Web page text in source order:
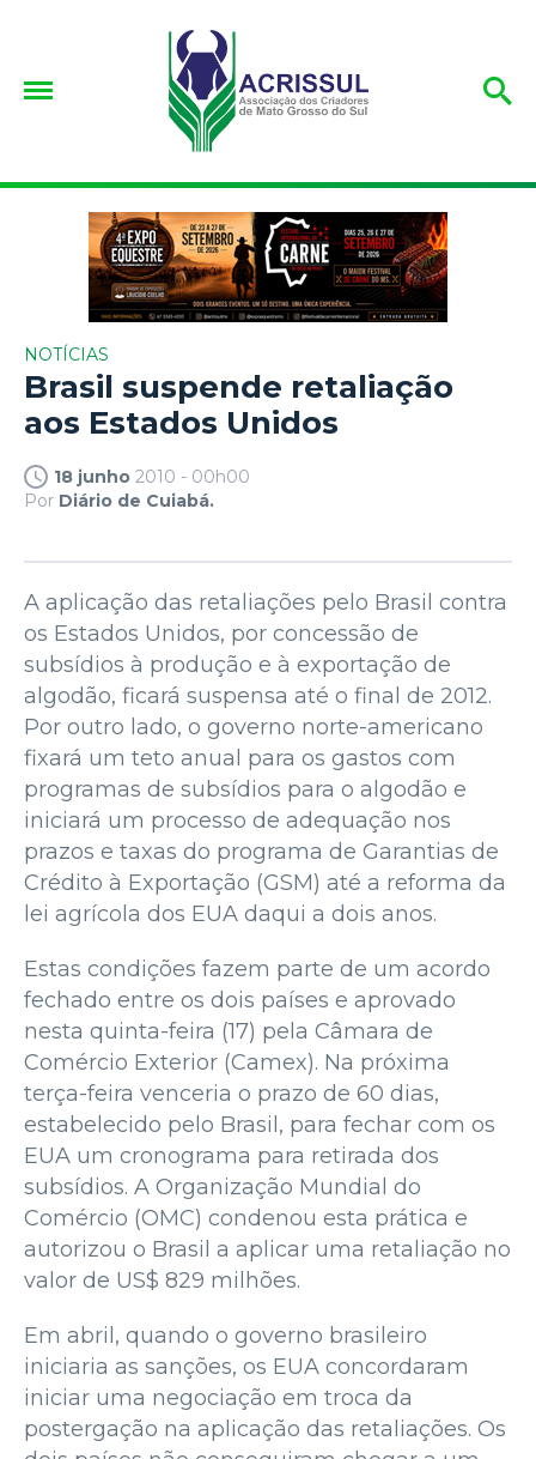
NOTÍCIAS
Brasil suspende retaliação
aos Estados Unidos
18 junho 2010 - 00h00
Por Diário de Cuiabá.
A aplicação das retaliações pelo Brasil contra
os Estados Unidos, por concessão de
subsídios à produção e à exportação de
algodão, ficará suspensa até o final de 2012.
Por outro lado, o governo norte-americano
fixará um teto anual para os gastos com
programas de subsídios para o algodão e
iniciará um processo de adequação nos
prazos e taxas do programa de Garantias de
Crédito à Exportação (GSM) até a reforma da
lei agrícola dos EUA daqui a dois anos.
Estas condições fazem parte de um acordo
fechado entre os dois países e aprovado
nesta quinta-feira (17) pela Câmara de
Comércio Exterior (Camex). Na próxima
terça-feira venceria o prazo de 60 dias,
estabelecido pelo Brasil, para fechar com os
EUA um cronograma para retirada dos
subsídios. A Organização Mundial do
Comércio (OMC) condenou esta prática e
autorizou o Brasil a aplicar uma retaliação no
valor de US$ 829 milhões.
Em abril, quando o governo brasileiro
iniciaria as sanções, os EUA concordaram
iniciar uma negociação em troca da
postergação na aplicação das retaliações. Os